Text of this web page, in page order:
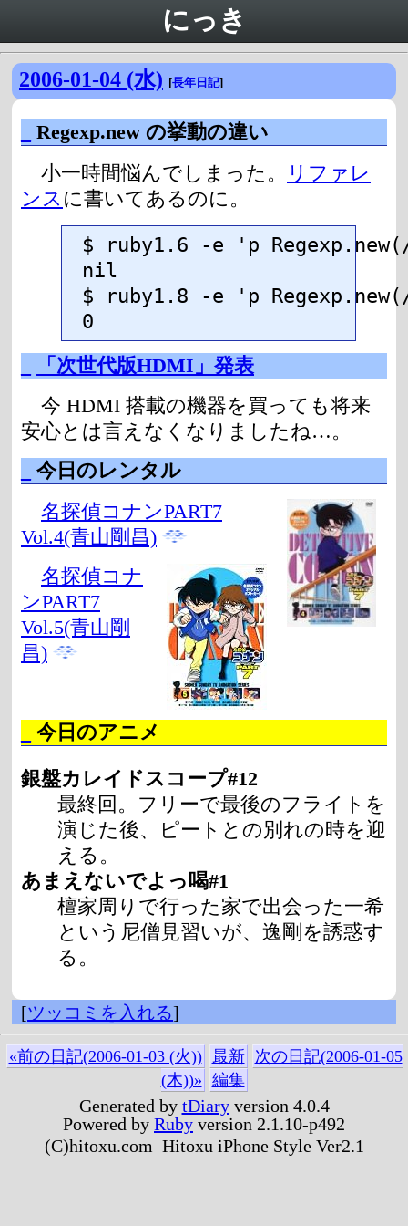
にっき
2006-01-04 (水) [長年日記]
Regexp.new の挙動の違い
小一時間悩んでしまった。
リファレ
ンス に書いてあるのに。
$ ruby1.6 -e 'p
nil
$ ruby1.8 -e 'p
0
「次世代版HDMI」発表
今 HDMI 搭載の機器を買っても将来
安心とは言えなくなりましたね…。
今日のレンタル
名探偵コナンPART7
Vol.4(青山剛昌)
名探偵コナ
ンPART7
Vol.5(青山剛
昌)
今日のアニメ
銀盤カレイドスコープ#12
最終回。フリーで最後のフライトを
演じた後、ピートとの別れの時を迎
える。
あまえないでよっ喝#1
檀家周りで行った家で出会った一希
という尼僧見習いが、逸剛を誘惑す
る。
[ツッコミを入れる]
«前の日記(2006-01-03 (火)) 最新
次の日記(2006-01-05
(木))» 編集
Generated by tDiaryversion 4.0.4
Powered by Ruby version 2.1.10-p492